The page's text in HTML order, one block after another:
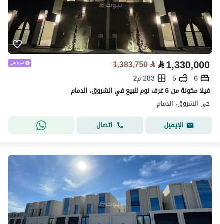
⃁1,330,000
⃁
1,383,750
6
5
283 م2
فيلا مكونة من 6 غرف نوم للبيع في الشروق، الدمام
حي الشروق، الدمام
الإيميل
اتصال